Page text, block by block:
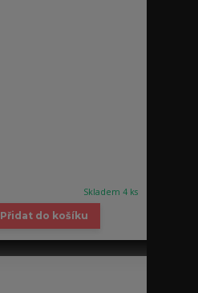
Skladem 4 ks
Přidat do košíku